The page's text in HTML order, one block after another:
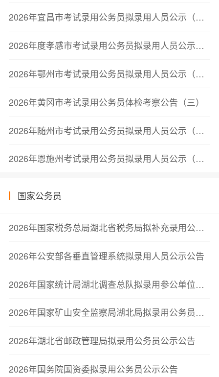
2026年宜昌市考试录用公务员拟录用人员公示（第二批）
2026年度孝感市考试录用公务员拟录用人员公示（第二批）
2026年鄂州市考试录用公务员拟录用人员公示（第三批）
2026年黄冈市考试录用公务员体检考察公告（三）
2026年随州市考试录用公务员拟录用人员公示（第三批）
2026年恩施州考试录用公务员拟录用人员公示（第二批）
国家公务员
2026年国家税务总局湖北省税务局拟补充录用公务员公示公告（第一批）
2026年公安部各垂直管理系统拟录用人员公示公告
2026年国家统计局湖北调查总队拟录用参公单位工作人员公示公告
2026年国家矿山安全监察局湖北局拟录用公务员公示公告
2026年湖北省邮政管理局拟录用公务员公示公告
2026年国务院国资委拟录用公务员公示公告